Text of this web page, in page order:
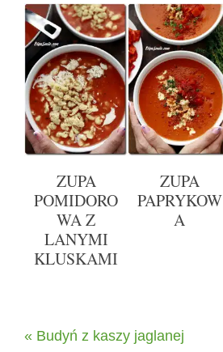
ZUPA
POMIDORO
WA Z
LANYMI
KLUSKAMI
ZUPA
PAPRYKOW
A
« Budyń z kaszy jaglanej